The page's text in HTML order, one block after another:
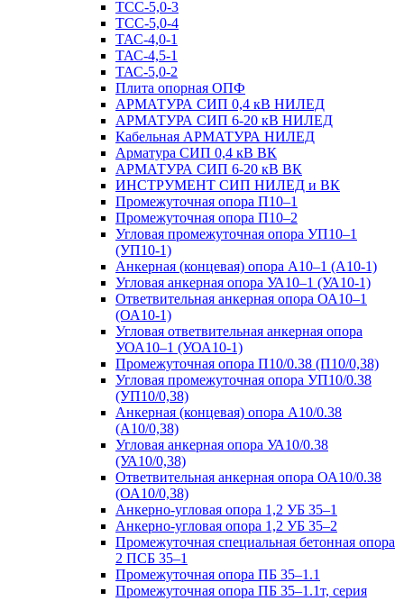
ТСС-5,0-3
ТСС-5,0-4
ТАС-4,0-1
ТАС-4,5-1
ТАС-5,0-2
Плита опорная ОПФ
АРМАТУРА СИП 0,4 кВ НИЛЕД
АРМАТУРА СИП 6-20 кВ НИЛЕД
Кабельная АРМАТУРА НИЛЕД
Арматура СИП 0,4 кВ ВК
АРМАТУРА СИП 6-20 кВ ВК
ИНСТРУМЕНТ СИП НИЛЕД и ВК
Промежуточная опора П10–1
Промежуточная опора П10–2
Угловая промежуточная опора УП10–1
(УП10-1)
Анкерная (концевая) опора А10–1 (А10-1)
Угловая анкерная опора УА10–1 (УА10-1)
Ответвительная анкерная опора ОА10–1
(ОА10-1)
Угловая ответвительная анкерная опора
УОА10–1 (УОА10-1)
Промежуточная опора П10/0.38 (П10/0,38)
Угловая промежуточная опора УП10/0.38
(УП10/0,38)
Анкерная (концевая) опора А10/0.38
(А10/0,38)
Угловая анкерная опора УА10/0.38
(УА10/0,38)
Ответвительная анкерная опора ОА10/0.38
(ОА10/0,38)
Анкерно-угловая опора 1,2 УБ 35–1
Анкерно-угловая опора 1,2 УБ 35–2
Промежуточная специальная бетонная опора
2 ПСБ 35–1
Промежуточная опора ПБ 35–1.1
Промежуточная опора ПБ 35–1.1т, серия